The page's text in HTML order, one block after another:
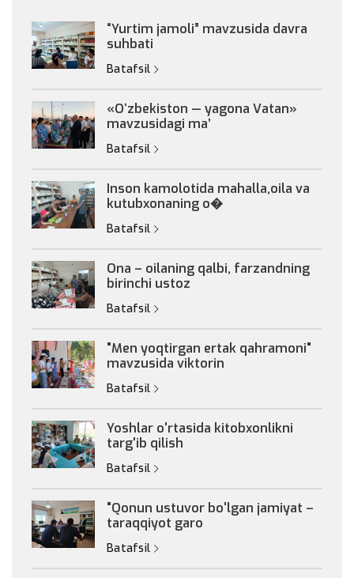
“Yurtim jamoli” mavzusida davra
suhbati
Batafsil
«Oʻzbekiston — yagona Vatan»
mavzusidagi maʼ
Batafsil
Inson kamolotida mahalla,oila va
kutubxonaning o�
Batafsil
Ona – oilaning qalbi, farzandning
birinchi ustoz
Batafsil
"Men yoqtirgan ertak qahramoni"
mavzusida viktorin
Batafsil
Yoshlar o'rtasida kitobxonlikni
targ'ib qilish
Batafsil
"Qonun ustuvor bo'lgan jamiyat –
taraqqiyot garo
Batafsil